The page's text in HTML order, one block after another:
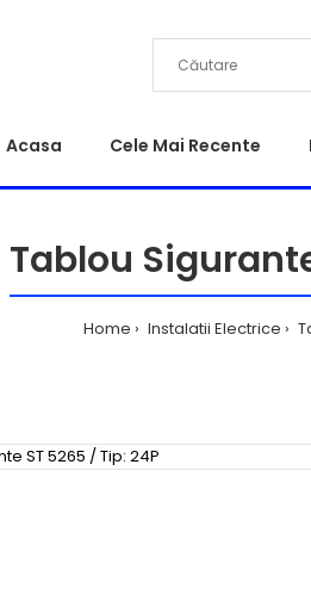
Acasa Cele Mai Recente
Tablou
Home Instalatii Electrice